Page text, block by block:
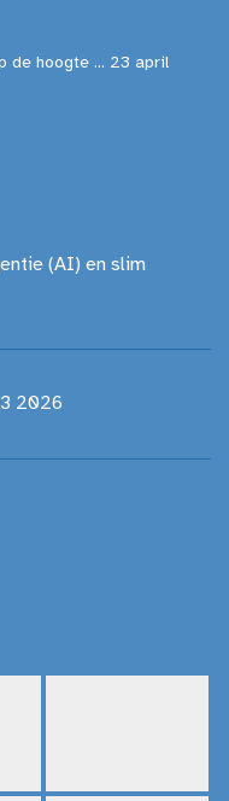
de hoogte ... 23 april
(AI) en slim
2026